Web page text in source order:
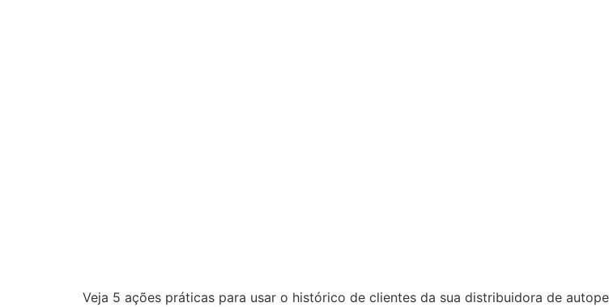
Veja 5 ações práticas para usar o histórico de clientes da sua distribuidora de